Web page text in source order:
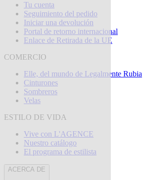
Tu cuenta
Seguimiento del pedido
Iniciar una devolución
Portal de retorno internacional
Enlace de Retirada de la UE
COMERCIO
Elle, del mundo de Legalmente Rubia
Cinturones
Sombreros
Velas
ESTILO DE VIDA
Vive con L'AGENCE
Nuestro catálogo
El programa de estilista
ACERCA DE